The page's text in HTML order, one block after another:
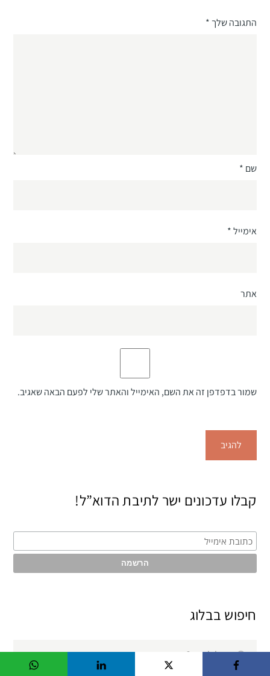
התגובה שלך*
שם *
אימייל*
אתר
שמור בדפדפן זה את השם, האימייל והאתר שלי לפעם הבאה שאגיב.
קבלו עדכונים ישר לתיבת הדוא”ל!
חיפוש בבלוג
Search